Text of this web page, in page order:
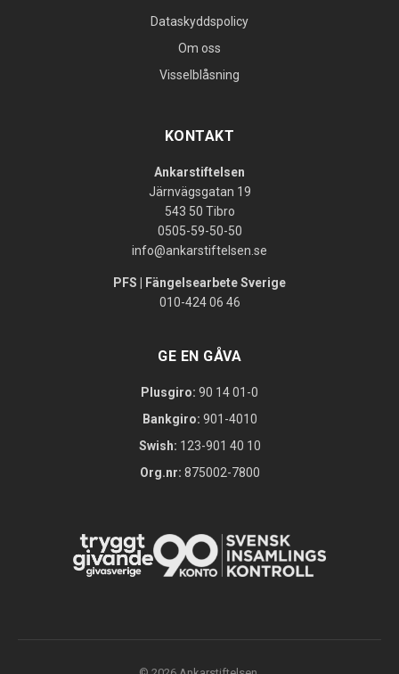
Dataskyddspolicy
Om oss
Visselblåsning
KONTAKT
Ankarstiftelsen
Järnvägsgatan 19
543 50 Tibro
0505-59-50-50
info@ankarstiftelsen.se
PFS | Fängelsearbete Sverige
010-424 06 46
GE EN GÅVA
Plusgiro: 90 14 01-0
Bankgiro: 901-4010
Swish: 123-901 40 10
Org.nr: 875002-7800